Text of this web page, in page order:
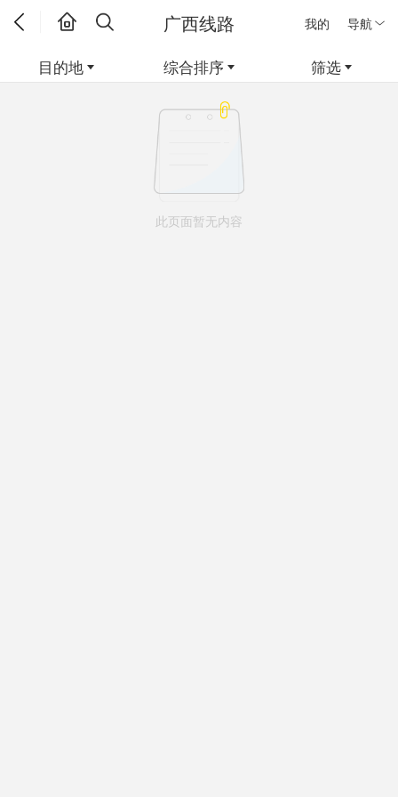
我的 导航
广西线路
目的地 综合排序 筛选
此页面暂无内容